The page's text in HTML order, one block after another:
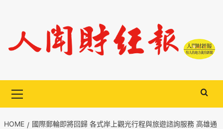
content
Menu
HOME
國際郵輪即將回歸 各式岸上觀光行程與旅遊諮詢服務 高雄通